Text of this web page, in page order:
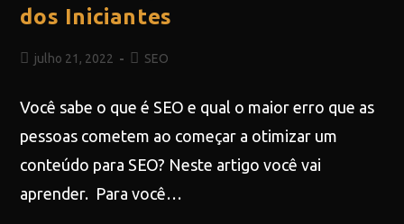
dos Iniciantes
julho 21, 2022 SEO
Você sabe o que é SEO e qual o maior erro que as
pessoas cometem ao começar a otimizar um
conteúdo para SEO? Neste artigo você vai
aprender. Para você…